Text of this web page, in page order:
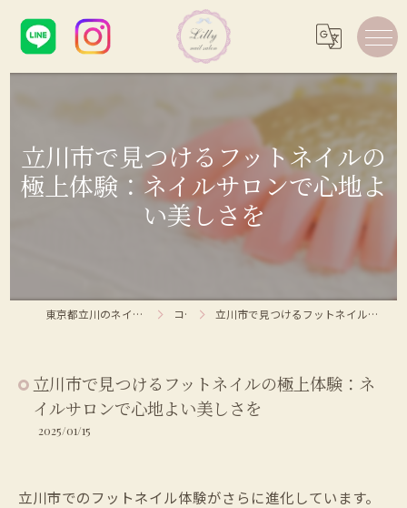
立川市で見つけるフットネイルの
極上体験：ネイルサロンで心地よ
い美しさを
東京都立川のネイルサロンならLilly nail salon コラム 立川市で見つけるフットネイルの極上体験：ネイルサロンで心地よい美しさを
立川市で見つけるフットネイルの極上体験：ネ
イルサロンで心地よい美しさを
2025/01/15
立川市でのフットネイル体験がさらに進化しています。